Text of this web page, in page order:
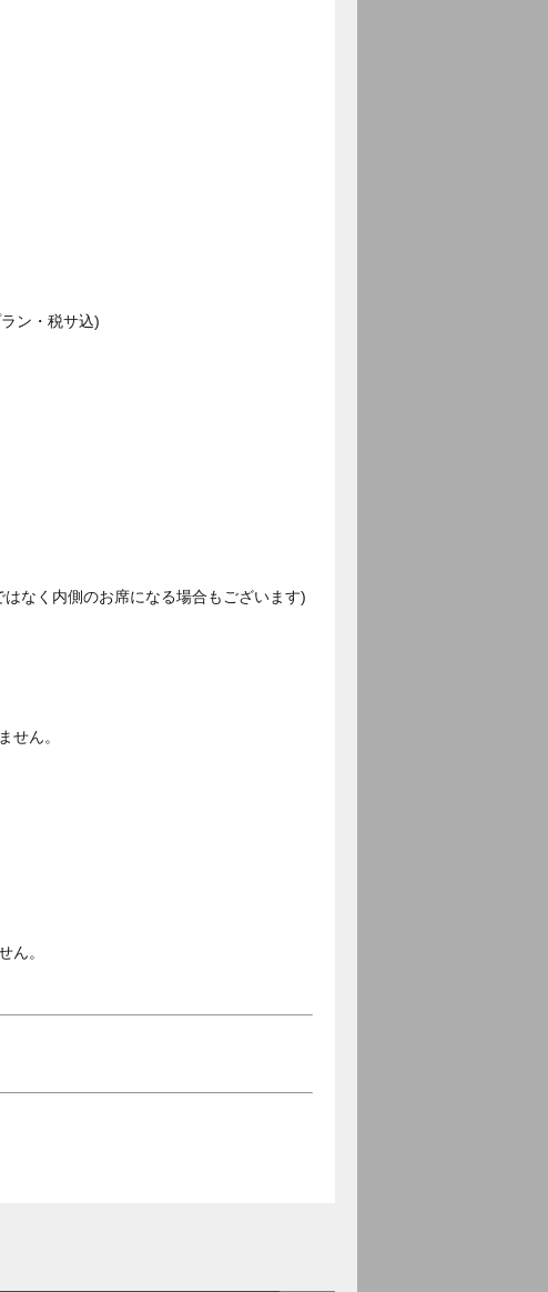
ン・税サ込)
なく内側のお席になる場合もございます)
せん。
ん。